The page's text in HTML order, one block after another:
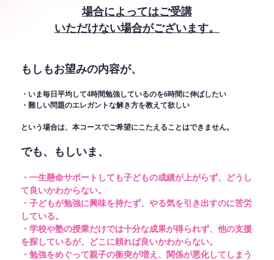
場合によってはご受講
いただけない場合がございます。
もしもお望みの内容が、
・いま毎日平均して4時間勉強しているのを6時間に伸ばしたい
・難しい問題のエレガントな解き方を教えて欲しい
という場合は、本コースでご希望にこたえることはできません。
でも、もしいま、
・一生懸命サポートしても子どもの成績が上がらず、どうし
て良いかわからない。
・子どもが勉強に興味を持たず、やる気を引き出すのに苦労
している。
・学校や塾の授業だけでは十分な成果が得られず、他の支援
を探しているが、どこに頼れば良いかわからない。
・勉強をめぐって親子の衝突が増え、関係が悪化してしまう